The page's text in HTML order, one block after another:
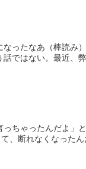
ったなあ（棒読み
ではない。最近、
っちゃったんだよ
、断れなくなった